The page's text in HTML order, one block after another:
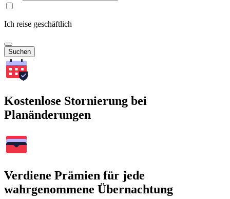
Ich reise geschäftlich
Suchen
Kostenlose Stornierung bei
Planänderungen
Verdiene Prämien für jede
wahrgenommene Übernachtung